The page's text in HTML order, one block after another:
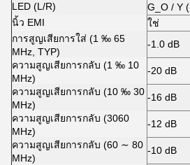
LED (L/R)
G_O / Y
นิ้ว EMI
ใช่
การสูญเสียการใส่ (1 ‰ 65
MHz, TYP)
-1.0 dB
ความสูญเสียการกลับ (1 ‰ 10
MHz)
-20 dB
ความสูญเสียการกลับ (10 ‰ 30
MHz)
-16 dB
ความสูญเสียการกลับ (3060
MHz)
-12 dB
ความสูญเสียการกลับ (60 ∼ 80
MHz)
-10 dB